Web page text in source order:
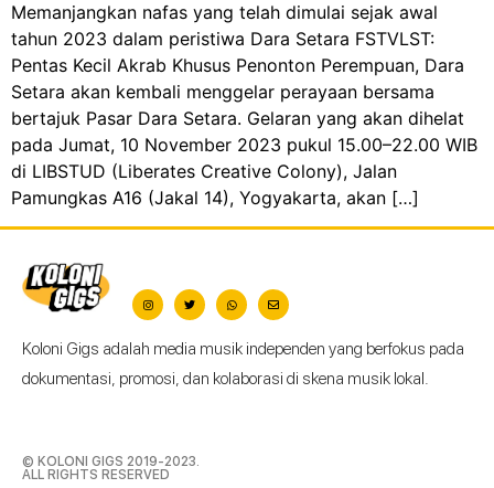
Memanjangkan nafas yang telah dimulai sejak awal
tahun 2023 dalam peristiwa Dara Setara FSTVLST:
Pentas Kecil Akrab Khusus Penonton Perempuan, Dara
Setara akan kembali menggelar perayaan bersama
bertajuk Pasar Dara Setara. Gelaran yang akan dihelat
pada Jumat, 10 November 2023 pukul 15.00–22.00 WIB
di LIBSTUD (Liberates Creative Colony), Jalan
Pamungkas A16 (Jakal 14), Yogyakarta, akan […]
Koloni Gigs adalah media musik independen yang berfokus pada
dokumentasi, promosi, dan kolaborasi di skena musik lokal.
© KOLONI GIGS 2019-2023.
ALL RIGHTS RESERVED